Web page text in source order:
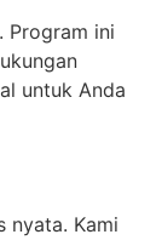
Program ini
untuk Anda
nyata. Kami